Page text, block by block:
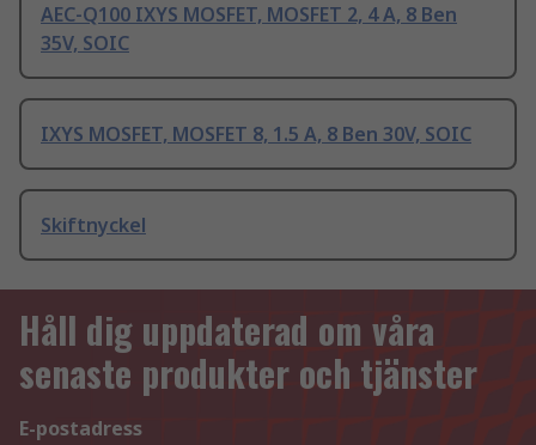
AEC-Q100 IXYS MOSFET, MOSFET 2, 4 A, 8 Ben
35V, SOIC
IXYS MOSFET, MOSFET 8, 1.5 A, 8 Ben 30V, SOIC
Skiftnyckel
Håll dig uppdaterad om våra
senaste produkter och tjänster
E-postadress